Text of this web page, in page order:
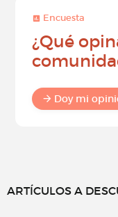
Encuesta
¿Qué
Doy mi
ARTÍCULOS A